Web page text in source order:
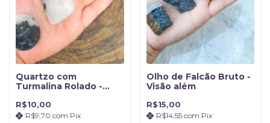
Quartzo com
Turmalina Rolado -
R$10,00
R$9,70 com Pix
Olho de Falcão Bruto -
Visão além
R$15,00
R$14,55 com Pix